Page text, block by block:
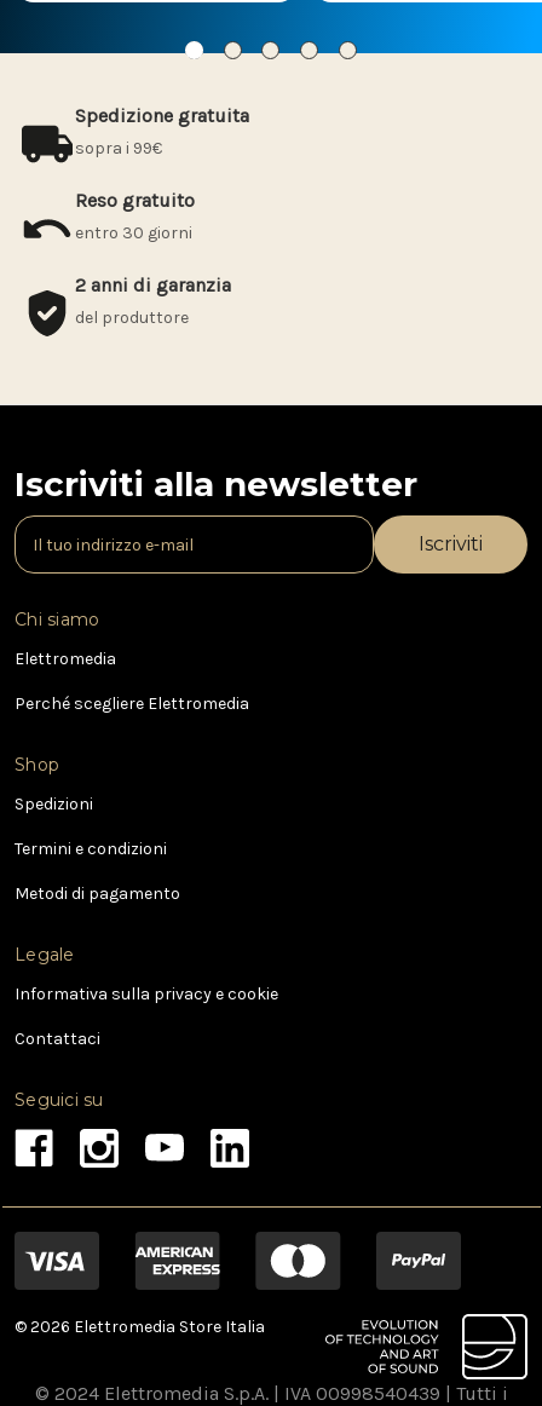
Spedizione gratuita
sopra i 99€
Reso gratuito
entro 30 giorni
2 anni di garanzia
del produttore
Iscriviti alla newsletter
I
n
r
i
z
e
m
i
l
Chi siamo
Elettromedia
Perché scegliere Elettromedia
Shop
Spedizioni
Termini e condizioni
Metodi di pagamento
Legale
Informativa sulla privacy e cookie
Contattaci
Seguici su
© 2026 Elettromedia Store Italia
© 2024 Elettromedia S.p.A. | IVA 00998540439 | Tutti i